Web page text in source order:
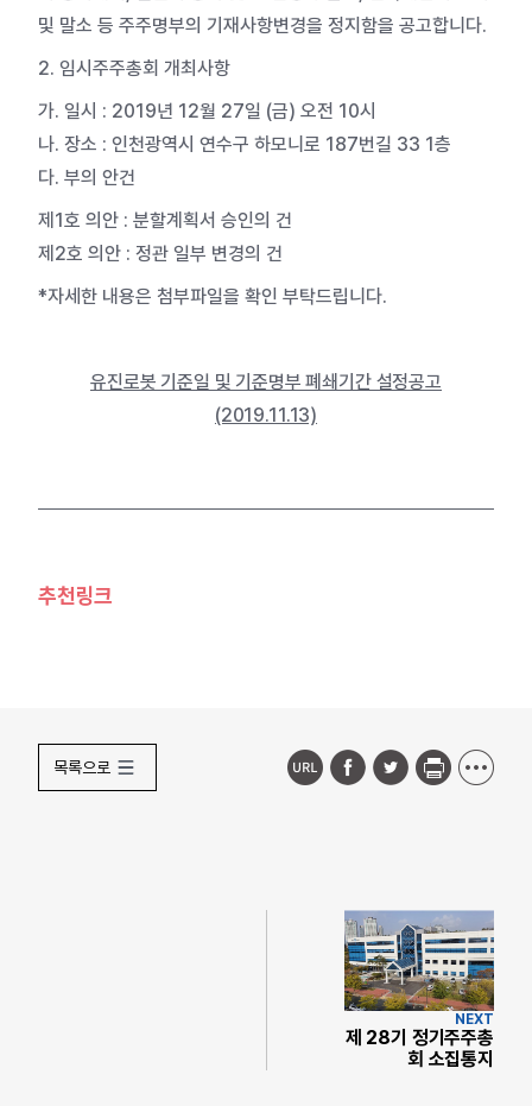
및 말소 등 주주명부의 기재사항변경을 정지함을 공고합니다.
2. 임시주주총회 개최사항
가. 일시 : 2019년 12월 27일 (금) 오전 10시
나. 장소 : 인천광역시 연수구 하모니로 187번길 33 1층
다. 부의 안건
제1호 의안 : 분할계획서 승인의 건
제2호 의안 : 정관 일부 변경의 건
*자세한 내용은 첨부파일을 확인 부탁드립니다.
유진로봇 기준일 및 기준명부 폐쇄기간 설정공고
(2019.11.13)
추천링크
목록으로
제 28기 정기주주총
회 소집통지
NEXT